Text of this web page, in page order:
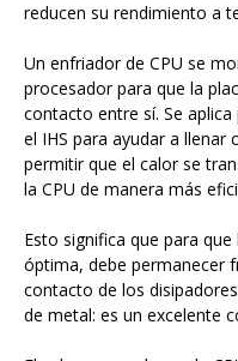
reducen su rendimiento a
Un enfriador de CPU se
procesador para que la
contacto entre sí. Se
el IHS para ayudar a
permitir que el calor se
la CPU de manera más
Esto significa que para
óptima, debe permanecer
contacto de los
de metal: es un excelente